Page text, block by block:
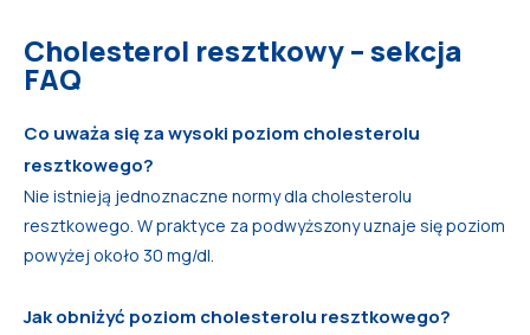
Cholesterol resztkowy – sekcja
FAQ
Co uważa się za wysoki poziom cholesterolu
resztkowego?
Nie istnieją jednoznaczne normy dla cholesterolu
resztkowego. W praktyce za podwyższony uznaje się poziom
powyżej około 30 mg/dl.
Jak obniżyć poziom cholesterolu resztkowego?